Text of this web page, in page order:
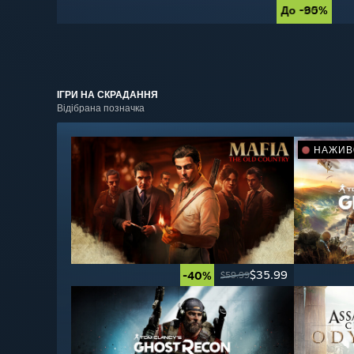
До -90%
До -85%
ІГРИ НА СКРАДАННЯ
Відібрана позначка
-40% $59.99$35.99